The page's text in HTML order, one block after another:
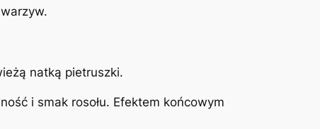
natką pietruszki.
i smak rosołu. Efektem końcowym